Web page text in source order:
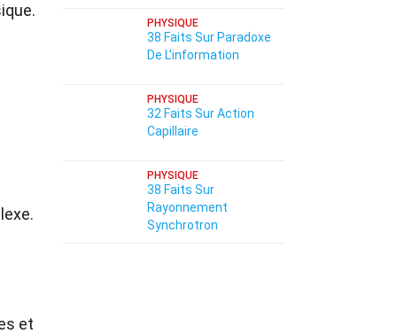
et
PHYSIQUE
38 Faits Sur Paradoxe
De L'information
PHYSIQUE
32 Faits Sur Action
Capillaire
PHYSIQUE
38 Faits Sur
Rayonnement
Synchrotron